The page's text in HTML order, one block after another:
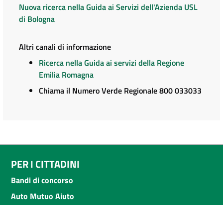
Nuova ricerca nella Guida ai Servizi dell'Azienda USL
di Bologna
Altri canali di informazione
Ricerca nella Guida ai servizi della Regione
Emilia Romagna
Chiama il Numero Verde Regionale 800 033033
PER I CITTADINI
Bandi di concorso
Auto Mutuo Aiuto